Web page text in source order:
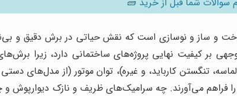
و ساز و نوسازی است که نقش حیاتی در برش دقیق و
بر کیفیت نهایی پروژه‌های ساختمانی دارد، زیرا
می‌آورند. چه سرامیک‌های ظریف و نازک دیوارپوش و